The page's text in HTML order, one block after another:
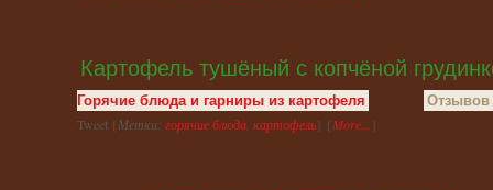
Картофель тушёный с копчёной
Горячие блюда и гарниры из картофеля Отзывов
Tweet {Метки: горячие блюда, картофель} {More...}